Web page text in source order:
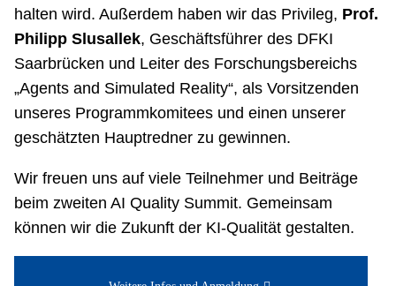
halten wird. Außerdem haben wir das Privileg, Prof.
Philipp Slusallek, Geschäftsführer des DFKI
Saarbrücken und Leiter des Forschungsbereichs
„Agents and Simulated Reality“, als Vorsitzenden
unseres Programmkomitees und einen unserer
geschätzten Hauptredner zu gewinnen.
Wir freuen uns auf viele Teilnehmer und Beiträge
beim zweiten AI Quality Summit. Gemeinsam
können wir die Zukunft der KI-Qualität gestalten.